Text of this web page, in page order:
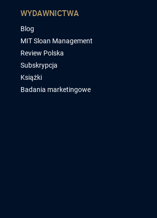
WYDAWNICTWA
Blog
MIT Sloan Management
Review Polska
Subskrypcja
Książki
Badania marketingowe